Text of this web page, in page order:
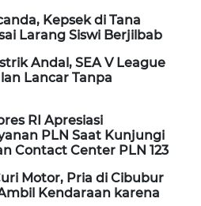
Kepsek di Tana
Larang Siswi Berjilbab
Andal, SEA V League
Lancar Tanpa
RI Apresiasi
PLN Saat Kunjungi
Contact Center PLN 123
Motor, Pria di Cibubur
Kendaraan karena